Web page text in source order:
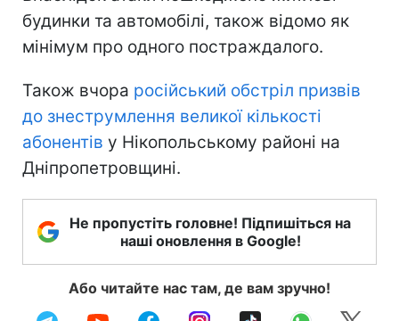
будинки та автомобілі, також відомо як
мінімум про одного постраждалого.
Також вчора російський обстріл призвів
до знеструмлення великої кількості
абонентів у Нікопольському районі на
Дніпропетровщині.
Не пропустіть головне! Підпишіться на
наші оновлення в Google!
Або читайте нас там, де вам зручно!